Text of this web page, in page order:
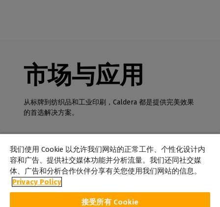
市场与应用
从标牌到纺织品和工业印刷，Caldera 都是提供完美效果
的首选解决方案。
我们使用 Cookie 以允许我们网站的正常工作、个性化设计内
容和广告、提供社交媒体功能并分析流量。我们还同社交媒
体、广告和分析合作伙伴分享有关您使用我们网站的信息。
Privacy Policy
接受所有 Cookie